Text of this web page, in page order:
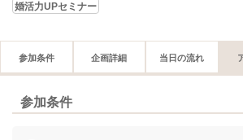
婚活力UPセミナー
参加条件 企画詳細 当日の流れ
参加条件